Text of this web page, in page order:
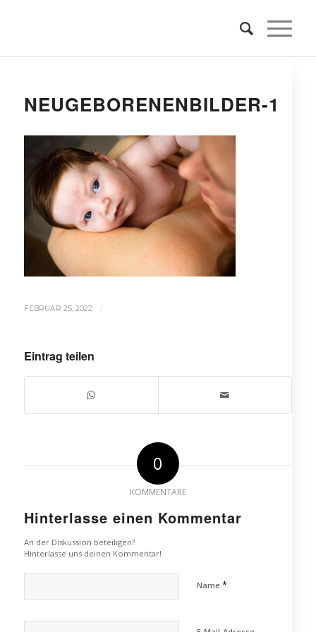
NEUGEBORENENBILDER-1
FEBRUAR 25, 2022 /
Eintrag teilen
0
KOMMENTARE
Hinterlasse einen Kommentar
An der Diskussion beteiligen?
Hinterlasse uns deinen Kommentar!
Name *